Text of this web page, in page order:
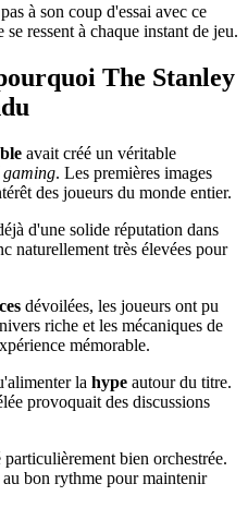
à son coup d'essai avec ce
ressent à chaque instant de jeu.
The Stanley
avait créé un véritable
gaming. Les premières images
des joueurs du monde entier.
d'une solide réputation dans
naturellement très élevées pour
dévoilées, les joueurs ont pu
riche et les mécaniques de
mémorable.
la hype autour du titre.
provoquait des discussions
bien orchestrée.
bon rythme pour maintenir